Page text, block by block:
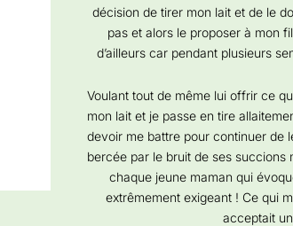
décision de tirer mon lait et de le
pas et alors le proposer à mon
d’ailleurs car pendant plusieurs
Voulant tout de même lui offrir ce
mon lait et je passe en tire
devoir me battre pour continuer de
bercée par le bruit de ses succions
chaque jeune maman qui
extrêmement exigeant ! Ce qui
acceptait